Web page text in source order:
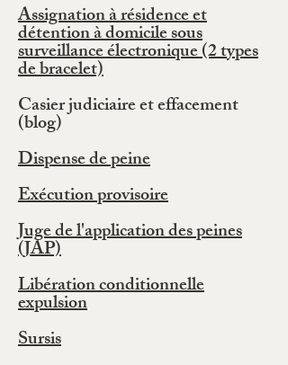
Assignation à résidence et
détention à domicile sous
surveillance électronique (2 types
de bracelet)
Casier judiciaire et effacement
(blog)
Dispense de peine
Exécution provisoire
Juge de l'application des peines
(JAP)
Libération conditionnelle
expulsion
Sursis